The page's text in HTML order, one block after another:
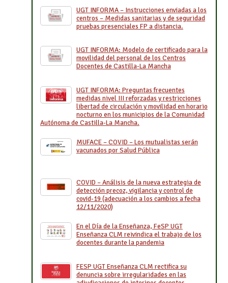
UGT INFORMA – Instrucciones enviadas a los
centros – Medidas sanitarias y de seguridad
pruebas presenciales FP a distancia.
UGT INFORMA: Modelo de certificado para la
movilidad del personal de los Centros
Docentes de Castilla-La Mancha
UGT INFORMA: Preguntas frecuentes
medidas nivel III reforzadas y restricciones
libertad de circulación y movilidad en horario
nocturno en los municipios de la Comunidad
Autónoma de Castilla-La Mancha.
MUFACE – COVID – Los mutualistas serán
vacunados por Salud Pública
COVID – Análisis de la nueva estrategia de
detección precoz, vigilancia y control de
covid-19 (adecuación a los cambios a fecha
12/11/2020)
En el Día de la Enseñanza, FeSP UGT
Enseñanza CLM reivindica el trabajo de los
docentes durante la pandemia
FESP UGT Enseñanza CLM rectifica su
denuncia sobre irregularidades en las